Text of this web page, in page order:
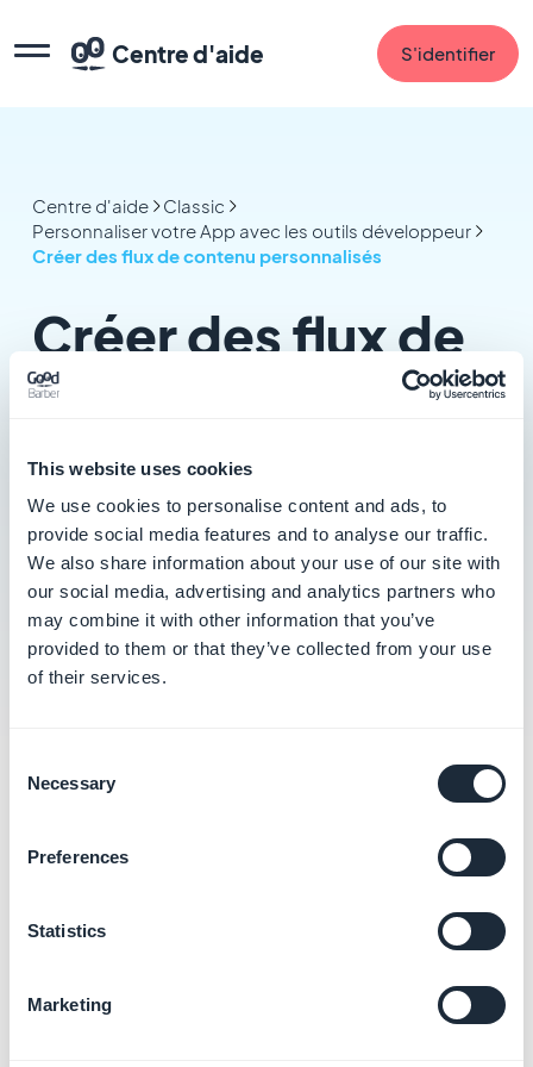
This website uses cookies
We use cookies to personalise content and ads, to
provide social media features and to analyse our traffic.
We also share information about your use of our site with
our social media, advertising and analytics partners who
may combine it with other information that you’ve
provided to them or that they’ve collected from your use
of their services.
Selection
Necessary
Preferences
Statistics
Marketing
Centre d'aide S'identifier
Centre d'aide
Classic
Personnaliser votre App avec les outils développeur
Créer des flux de contenu personnalisés
Créer des flux de
contenu
personnalisés
2 articles dans cette catégorie
Item types documentation (advanced)
Créer des flux de contenu personnalisés